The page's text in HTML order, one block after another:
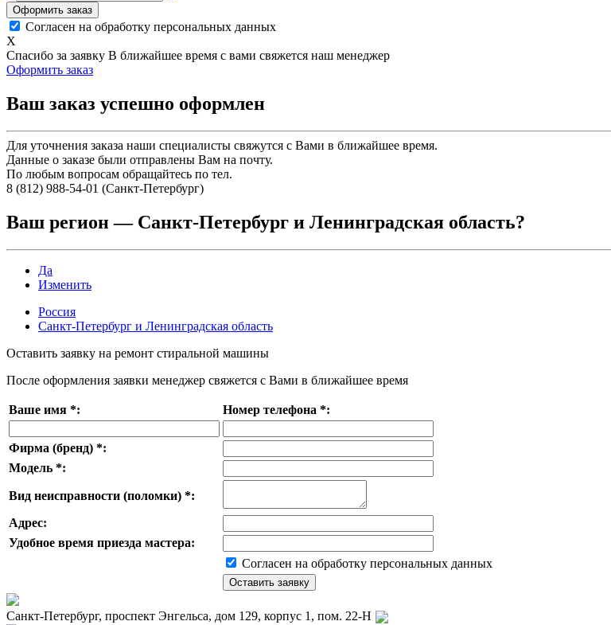
Оформить заказ
Согласен на обработку персональных данных
X
Спасибо за заявку В ближайшее время с вами свяжется наш менеджер
Оформить заказ
Ваш заказ успешно оформлен
Для уточнения заказа наши специалисты свяжутся с Вами в ближайшее время.
Данные о заказе были отправлены Вам на почту.
По любым вопросам обращайтесь по тел.
8 (812) 988-54-01 (Санкт-Петербург)
Ваш регион — Санкт-Петербург и Ленинградская область?
Да
Изменить
Россия
Санкт-Петербург и Ленинградская область
Оставить заявку на ремонт стиральной машины
После оформления заявки менеджер свяжется с Вами в ближайшее время
Ваше имя *: Номер телефона *:
Фирма (бренд) *:
Модель *:
Вид неисправности (поломки) *:
Адрес:
Удобное время приезда мастера:
Согласен на обработку персональных данных
Санкт-Петербург, проспект Энгельса, дом 129, корпус 1, пом. 22-Н